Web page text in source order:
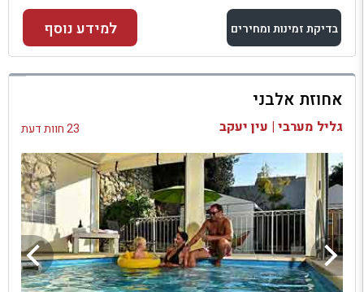
בדיקת זמינות ומחירים
למתחם זה
בדיקת זמינות ומחירים
למידע נוסף
אחוזת אלבני
גליל מערבי | עין יעקב 23 חוות דעת